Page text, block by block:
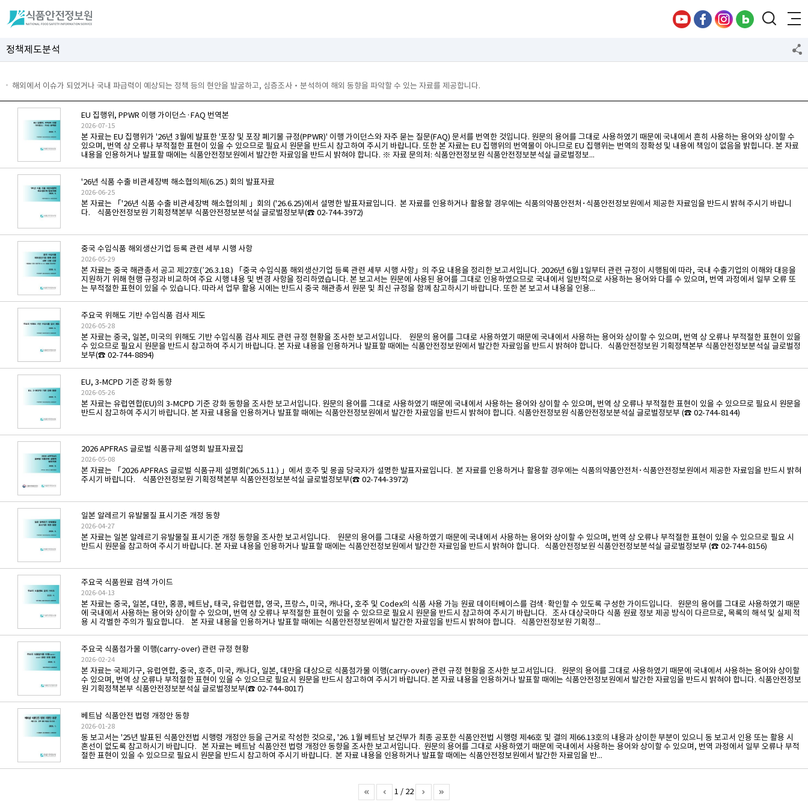
정책제도분석
해외에서 이슈가 되었거나 국내 파급력이 예상되는 정책 등의 현안을 발굴하고, 심층조사‧분석하여 해외 동향을 파악할 수 있는 자료를 제공합니다.
EU 집행위, PPWR 이행 가이던스·FAQ 번역본
2026-07-15
본 자료는 EU 집행위가 '26년 3월에 발표한 '포장 및 포장 폐기물 규정(PPWR)' 이행 가이던스와 자주 묻는 질문(FAQ) 문서를 번역한 것입니다. 원문의 용어를 그대로 사용하였기 때문에 국내에서 흔히 사용하는 용어와 상이할 수
있으며, 번역 상 오류나 부적절한 표현이 있을 수 있으므로 필요시 원문을 반드시 참고하여 주시기 바랍니다. 또한 본 자료는 EU 집행위의 번역물이 아니므로 EU 집행위는 번역의 정확성 및 내용에 책임이 없음을 밝힙니다. 본 자료
내용을 인용하거나 발표할 때에는 식품안전정보원에서 발간한 자료임을 반드시 밝혀야 합니다. ※ 자료 문의처: 식품안전정보원 식품안전정보분석실 글로벌정보...
'26년 식품 수출 비관세장벽 해소협의체(6.25.) 회의 발표자료
2026-06-25
본 자료는 「'26년 식품 수출 비관세장벽 해소협의체 」회의 ('26.6.25)에서 설명한 발표자료입니다. 본 자료를 인용하거나 활용할 경우에는 식품의약품안전처･식품안전정보원에서 제공한 자료임을 반드시 밝혀 주시기 바랍니
다. 식품안전정보원 기획정책본부 식품안전정보분석실 글로벌정보부(☎ 02-744-3972)
중국 수입식품 해외생산기업 등록 관련 세부 시행 사항
2026-05-29
본 자료는 중국 해관총서 공고 제27호(’26.3.18.) 「중국 수입식품 해외생산기업 등록 관련 세부 시행 사항」의 주요 내용을 정리한 보고서입니다. 2026년 6월 1일부터 관련 규정이 시행됨에 따라, 국내 수출기업의 이해와 대응을
지원하기 위해 현행 규정과 비교하여 주요 시행 내용 및 변경 사항을 정리하였습니다. 본 보고서는 원문에 사용된 용어를 그대로 인용하였으므로 국내에서 일반적으로 사용하는 용어와 다를 수 있으며, 번역 과정에서 일부 오류 또
는 부적절한 표현이 있을 수 있습니다. 따라서 업무 활용 시에는 반드시 중국 해관총서 원문 및 최신 규정을 함께 참고하시기 바랍니다. 또한 본 보고서 내용을 인용...
주요국 위해도 기반 수입식품 검사 제도
2026-05-28
본 자료는 중국, 일본, 미국의 위해도 기반 수입식품 검사 제도 관련 규정 현황을 조사한 보고서입니다. 원문의 용어를 그대로 사용하였기 때문에 국내에서 사용하는 용어와 상이할 수 있으며, 번역 상 오류나 부적절한 표현이 있을
수 있으므로 필요시 원문을 반드시 참고하여 주시기 바랍니다. 본 자료 내용을 인용하거나 발표할 때에는 식품안전정보원에서 발간한 자료임을 반드시 밝혀야 합니다. 식품안전정보원 기획정책본부 식품안전정보분석실 글로벌정
보부(☎ 02-744-8894)
EU, 3-MCPD 기준 강화 동향
2026-05-26
본 자료는 유럽연합(EU)의 3-MCPD 기준 강화 동향을 조사한 보고서입니다. 원문의 용어를 그대로 사용하였기 때문에 국내에서 사용하는 용어와 상이할 수 있으며, 번역 상 오류나 부적절한 표현이 있을 수 있으므로 필요시 원문을
반드시 참고하여 주시기 바랍니다. 본 자료 내용을 인용하거나 발표할 때에는 식품안전정보원에서 발간한 자료임을 반드시 밝혀야 합니다. 식품안전정보원 식품안전정보분석실 글로벌정보부 (☎ 02-744-8144)
2026 APFRAS 글로벌 식품규제 설명회 발표자료집
2026-05-08
본 자료는 「2026 APFRAS 글로벌 식품규제 설명회('26.5.11.) 」에서 호주 및 몽골 당국자가 설명한 발표자료입니다. 본 자료를 인용하거나 활용할 경우에는 식품의약품안전처･식품안전정보원에서 제공한 자료임을 반드시 밝혀
주시기 바랍니다. 식품안전정보원 기획정책본부 식품안전정보분석실 글로벌정보부(☎ 02-744-3972)
일본 알레르기 유발물질 표시기준 개정 동향
2026-04-27
본 자료는 일본 알레르기 유발물질 표시기준 개정 동향을 조사한 보고서입니다. 원문의 용어를 그대로 사용하였기 때문에 국내에서 사용하는 용어와 상이할 수 있으며, 번역 상 오류나 부적절한 표현이 있을 수 있으므로 필요 시
반드시 원문을 참고하여 주시기 바랍니다. 본 자료 내용을 인용하거나 발표할 때에는 식품안전정보원에서 발간한 자료임을 반드시 밝혀야 합니다. 식품안전정보원 식품안전정보분석실 글로벌정보부 (☎ 02-744-8156)
주요국 식품원료 검색 가이드
2026-04-13
본 자료는 중국, 일본, 대만, 홍콩, 베트남, 태국, 유럽연합, 영국, 프랑스, 미국, 캐나다, 호주 및 Codex의 식품 사용 가능 원료 데이터베이스를 검색·확인할 수 있도록 구성한 가이드입니다. 원문의 용어를 그대로 사용하였기 때문
에 국내에서 사용하는 용어와 상이할 수 있으며, 번역 상 오류나 부적절한 표현이 있을 수 있으므로 필요시 원문을 반드시 참고하여 주시기 바랍니다. 조사 대상국마다 식품 원료 정보 제공 방식이 다르므로, 목록의 해석 및 실제 적
용 시 각별한 주의가 필요합니다. 본 자료 내용을 인용하거나 발표할 때에는 식품안전정보원에서 발간한 자료임을 반드시 밝혀야 합니다. 식품안전정보원 기획정...
주요국 식품첨가물 이행(carry-over) 관련 규정 현황
2026-02-24
본 자료는 국제기구, 유럽연합, 중국, 호주, 미국, 캐나다, 일본, 대만을 대상으로 식품첨가물 이행(carry-over) 관련 규정 현황을 조사한 보고서입니다. 원문의 용어를 그대로 사용하였기 때문에 국내에서 사용하는 용어와 상이할
수 있으며, 번역 상 오류나 부적절한 표현이 있을 수 있으므로 필요시 원문을 반드시 참고하여 주시기 바랍니다. 본 자료 내용을 인용하거나 발표할 때에는 식품안전정보원에서 발간한 자료임을 반드시 밝혀야 합니다. 식품안전정보
원 기획정책본부 식품안전정보분석실 글로벌정보부(☎ 02-744-8017)
베트남 식품안전 법령 개정안 동향
2026-01-28
동 보고서는 '25년 발표된 식품안전법 시행령 개정안 등을 근거로 작성한 것으로, '26. 1월 베트남 보건부가 최종 공포한 식품안전법 시행령 제46호 및 결의 제66.13호의 내용과 상이한 부분이 있으니 동 보고서 인용 또는 활용 시
혼선이 없도록 참고하시기 바랍니다. 본 자료는 베트남 식품안전 법령 개정안 동향을 조사한 보고서입니다. 원문의 용어를 그대로 사용하였기 때문에 국내에서 사용하는 용어와 상이할 수 있으며, 번역 과정에서 일부 오류나 부적
절한 표현이 있을 수 있으므로 필요시 원문을 반드시 참고하여 주시기 바랍니다. 본 자료 내용을 인용하거나 발표할 때에는 식품안전정보원에서 발간한 자료임을 반...
1 / 22